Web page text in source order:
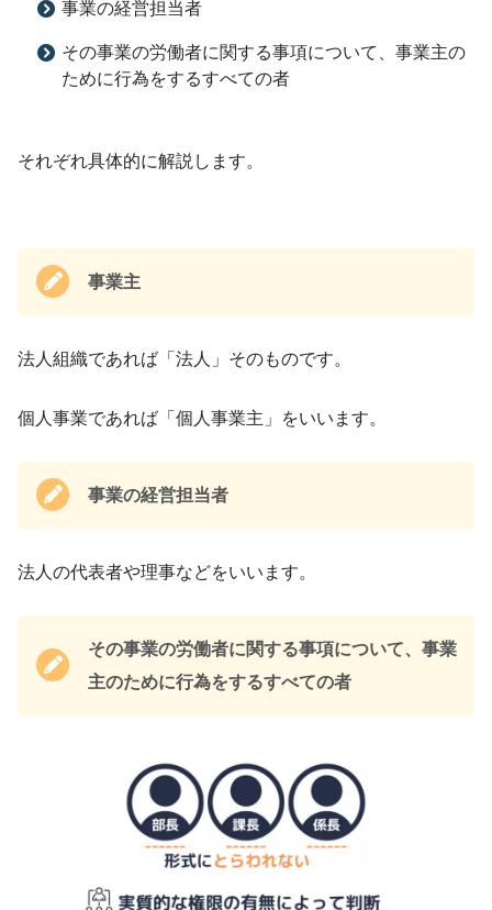
事業の経営担当者
その事業の労働者に関する事項について、事業主の
ために行為をするすべての者
それぞれ具体的に解説します。
事業主
法人組織であれば「法人」そのものです。
個人事業であれば「個人事業主」をいいます。
事業の経営担当者
法人の代表者や理事などをいいます。
その事業の労働者に関する事項について、事業
主のために行為をするすべての者